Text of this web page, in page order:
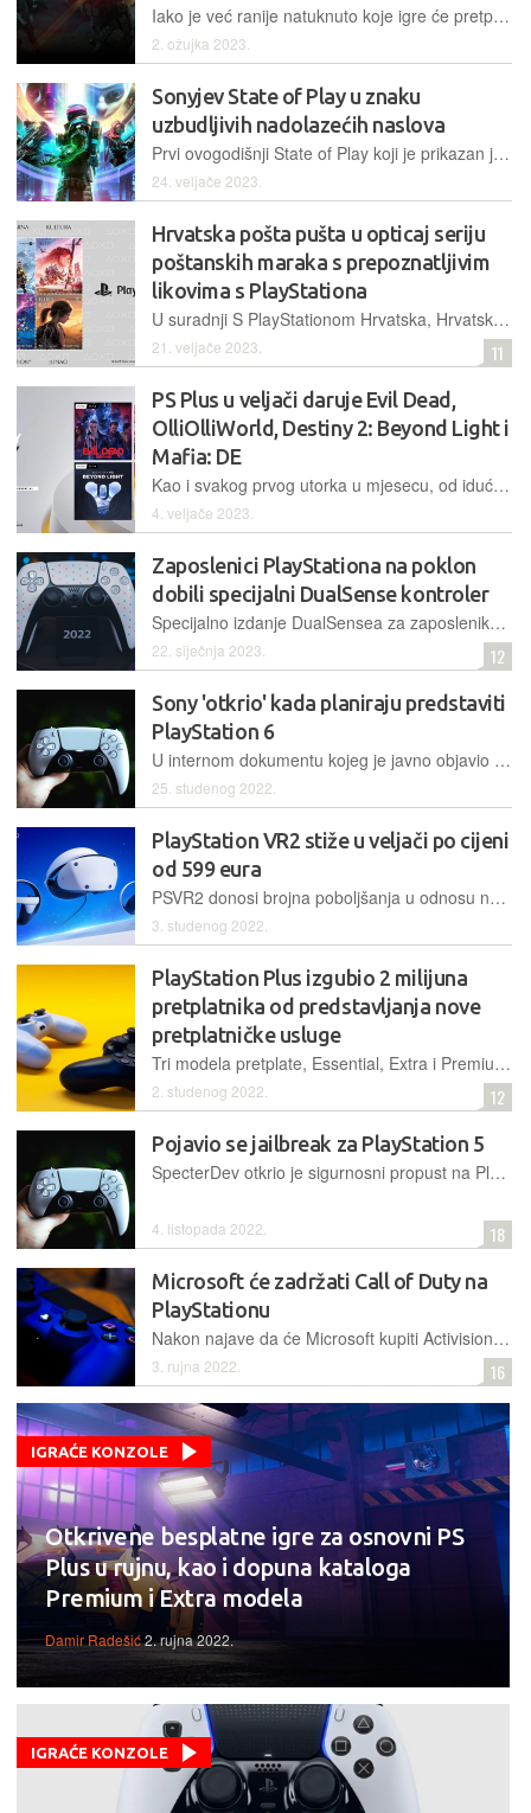
Iako je već ranije natuknuto koje igre će pretplatnici na PlayStation Plus moći besplatno prisvojiti tijekom ožujka, konačna potvrda je stigla jučer
2. ožujka 2023.
Sonyjev State of Play u znaku
uzbudljivih nadolazećih naslova
Prvi ovogodišnji State of Play koji je prikazan jučer je igračima predstavio gomilu novih detalja o igrama koje ćemo u narednim mjesecima imati priliku zaigrati
24. veljače 2023.
Hrvatska pošta pušta u opticaj seriju
poštanskih maraka s prepoznatljivim
likovima s PlayStationa
U suradnji S PlayStationom Hrvatska, Hrvatska pošta će sutra pustiti u promet seriju poštanskih maraka čije naslovnice krase Kratos i Aterus, Aloy, Ellie i Joel, te Ratchet, Clank i Rivet
21. veljače 2023. 11
PS Plus u veljači daruje Evil Dead,
OlliOlliWorld, Destiny 2: Beyond Light i
Mafia: DE
Kao i svakog prvog utorka u mjesecu, od idućeg, pretplatnici na PS Plus mogu u kolekcije uvrstiti nove besplatne igre koje mogu zaigrati u bilo kojem trenutku uz aktivno članstvo na ovaj servis
4. veljače 2023.
Zaposlenici PlayStationa na poklon
dobili specijalni DualSense kontroler
Specijalno izdanje DualSensea za zaposlenike, dolazi s prepoznatljivim PlayStation ikonicama i natpisom 'Play has no limits'
22. siječnja 2023. 12
Sony 'otkrio' kada planiraju predstaviti
PlayStation 6
U internom dokumentu kojeg je javno objavio britanski regulator, otkriveno je da Sony neće izbaciti novi PlayStation prije 2027. godine
25. studenog 2022.
PlayStation VR2 stiže u veljači po cijeni
od 599 eura
PSVR2 donosi brojna poboljšanja u odnosu na svoga prethodnika, uključujući OLED zaslon, podršku za 4K HDR, frekvenciju osvježavanja od 120 Hz te vidno polje od 110 stupnjeva
3. studenog 2022.
PlayStation Plus izgubio 2 milijuna
pretplatnika od predstavljanja nove
pretplatničke usluge
Tri modela pretplate, Essential, Extra i Premium za sada nisu doveli do rasta broja pretplatnika čiji je broj pao sa 47,3 milijuna na 45,4 milijuna u drugom tromjesečju zaključno s rujnom 2022.
2. studenog 2022. 12
Pojavio se jailbreak za PlayStation 5
SpecterDev otkrio je sigurnosni propust na PlayStationu 5 i napravio jailbreak koji radi na konzolama s firmverom 4.03 ili nižim
4. listopada 2022. 18
Microsoft će zadržati Call of Duty na
PlayStationu
Nakon najave da će Microsoft kupiti Activision Blizzard za gotovo 70 milijardi dolara postavljalo se pitanje što će biti s igrama za PlayStation i hoće li one postati ekskluzivne za Xbox i PC
3. rujna 2022. 16
IGRAĆE KONZOLE
Otkrivene besplatne igre za osnovni PS
Plus u rujnu, kao i dopuna kataloga
Premium i Extra modela
Damir Radešić2. rujna 2022.
IGRAĆE KONZOLE